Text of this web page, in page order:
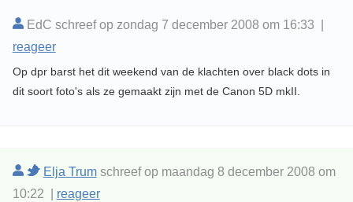
EdC schreef op zondag 7 december 2008 om 16:33 |
reageer
Op dpr barst het dit weekend van de klachten over black dots in
dit soort foto's als ze gemaakt zijn met de Canon 5D mkII.
Elja Trumschreef op maandag 8 december 2008 om
10:22 | reageer